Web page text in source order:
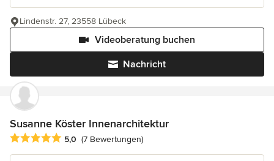
Nachricht
Videoberatung buchen
Lindenstr. 27, 23558 Lübeck
Susanne Köster Innenarchitektur
Durchschnittliche Bewertung: 5 von 5 Sternen
5,0 (7 Bewertungen)